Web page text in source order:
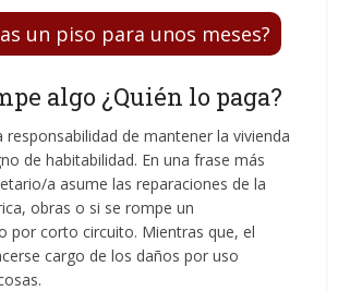
un piso para unos meses?
algo ¿Quién lo paga?
responsabilidad de mantener la vivienda
de habitabilidad. En una frase más
a asume las reparaciones de la
obras o si se rompe un
por corto circuito. Mientras que, el
cargo de los daños por uso